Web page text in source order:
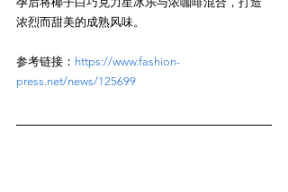
参考链接： https://www.fashion-
press.net/news/125699